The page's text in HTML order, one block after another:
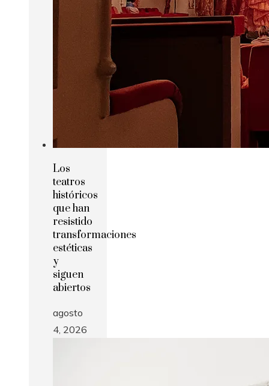
Los
teatros
históricos
que han
resistido
transformaciones
estéticas
y
siguen
abiertos
agosto
4, 2026